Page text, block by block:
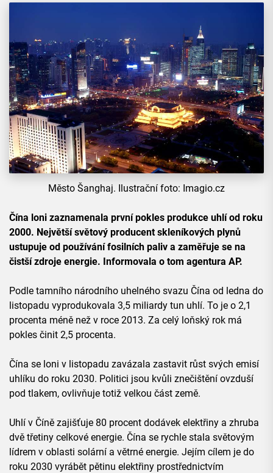
Město Šanghaj. Ilustrační foto: Imagio.cz
Čína loni zaznamenala první pokles produkce uhlí od roku
2000. Největší světový producent skleníkových plynů
ustupuje od používání fosilních paliv a zaměřuje se na
čistší zdroje energie. Informovala o tom agentura AP.
Podle tamního národního uhelného svazu Čína od ledna do
listopadu vyprodukovala 3,5 miliardy tun uhlí. To je o 2,1
procenta méně než v roce 2013. Za celý loňský rok má
pokles činit 2,5 procenta.
Čína se loni v listopadu zavázala zastavit růst svých emisí
uhlíku do roku 2030. Politici jsou kvůli znečištění ovzduší
pod tlakem, ovlivňuje totiž velkou část země.
Uhlí v Číně zajišťuje 80 procent dodávek elektřiny a zhruba
dvě třetiny celkové energie. Čína se rychle stala světovým
lídrem v oblasti solární a větrné energie. Jejím cílem je do
roku 2030 vyrábět pětinu elektřiny prostřednictvím